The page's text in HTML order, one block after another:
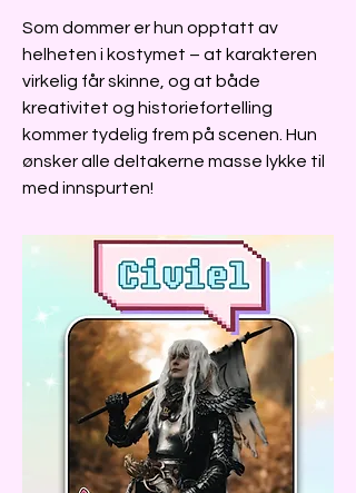
Som dommer er hun opptatt av
helheten i kostymet – at karakteren
virkelig får skinne, og at både
kreativitet og historiefortelling
kommer tydelig frem på scenen. Hun
ønsker alle deltakerne masse lykke til
med innspurten!